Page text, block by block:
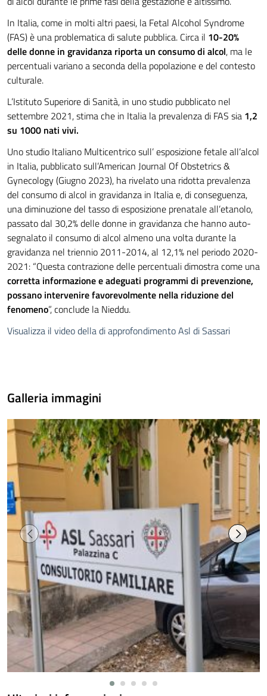
In Italia, come in molti altri paesi, la Fetal Alcohol Syndrome
(FAS) è una problematica di salute pubblica. Circa il 10-20%
delle donne in gravidanza riporta un consumo di alcol, ma le
percentuali variano a seconda della popolazione e del contesto
culturale.
L’Istituto Superiore di Sanità, in uno studio pubblicato nel
settembre 2021, stima che in Italia la prevalenza di FAS sia 1,2
su 1000 nati vivi.
Uno studio Italiano Multicentrico sull’ esposizione fetale all’alcol
in Italia, pubblicato sull’American Journal Of Obstetrics &
Gynecology (Giugno 2023), ha rivelato una ridotta prevalenza
del consumo di alcol in gravidanza in Italia e, di conseguenza,
una diminuzione del tasso di esposizione prenatale all’etanolo,
passato dal 30,2% delle donne in gravidanza che hanno auto-
segnalato il consumo di alcol almeno una volta durante la
gravidanza nel triennio 2011-2014, al 12,1% nel periodo 2020-
2021: “Questa contrazione delle percentuali dimostra come una
corretta informazione e adeguati programmi di prevenzione,
possano intervenire favorevolmente nella riduzione del
fenomeno”, conclude la Nieddu.
Visualizza il video della di approfondimento Asl di Sassari
Galleria immagini